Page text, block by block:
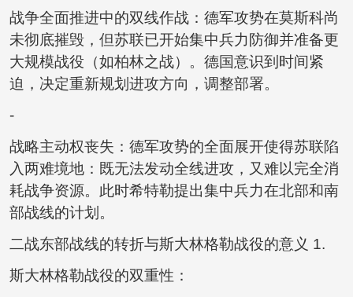
战争全面推进中的双线作战：德军攻势在莫斯科尚
未彻底摧毁，但苏联已开始集中兵力防御并准备更
大规模战役（如柏林之战）。德国意识到时间紧
迫，决定重新规划进攻方向，调整部署。
-
战略主动权丧失：德军攻势的全面展开使得苏联陷
入两难境地：既无法发动全线进攻，又难以完全消
耗战争资源。此时希特勒提出集中兵力在北部和南
部战线的计划。
二战东部战线的转折与斯大林格勒战役的意义 1.
斯大林格勒战役的双重性：